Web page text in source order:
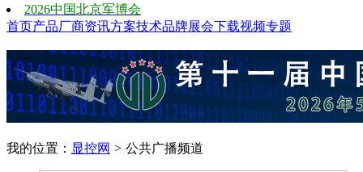
2026中国北京军博会
首页产品厂商资讯方案技术品牌展会下载视频专题
我的位置： 显控网 > 公共广播频道